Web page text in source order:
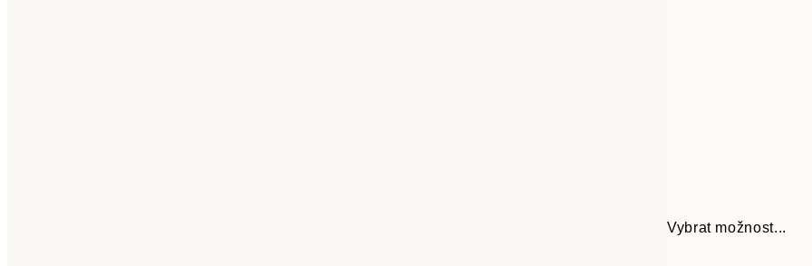
Vybrat možnost...